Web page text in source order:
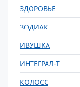
ЗДОРОВЬЕ
ЗОДИАК
ИВУШКА
ИНТЕГРАЛ-Т
КОЛОСС